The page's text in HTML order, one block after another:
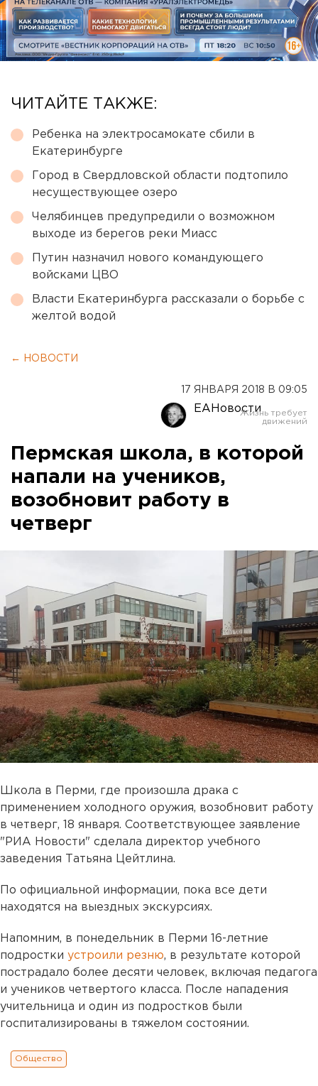
ЧИТАЙТЕ ТАКЖЕ:
Ребенка на электросамокате сбили в
Екатеринбурге
Город в Свердловской области подтопило
несуществующее озеро
Челябинцев предупредили о возможном
выходе из берегов реки Миасс
Путин назначил нового командующего
войсками ЦВО
Власти Екатеринбурга рассказали о борьбе с
желтой водой
← НОВОСТИ
17 ЯНВАРЯ 2018 В 09:05
ЕАНовости
Пермская школа, в которой
напали на учеников,
возобновит работу в
четверг
Школа в Перми, где произошла драка с
применением холодного оружия, возобновит работу
в четверг, 18 января. Соответствующее заявление
"РИА Новости" сделала директор учебного
заведения Татьяна Цейтлина.
По официальной информации, пока все дети
находятся на выездных экскурсиях.
Напомним, в понедельник в Перми 16-летние
подростки устроили резню, в результате которой
пострадало более десяти человек, включая педагога
и учеников четвертого класса. После нападения
учительница и один из подростков были
госпитализированы в тяжелом состоянии.
Общество